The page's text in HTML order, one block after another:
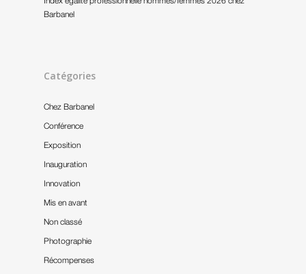
Barbanel
Catégories
Chez Barbanel
Conférence
Exposition
Inauguration
Innovation
Mis en avant
Non classé
Photographie
Récompenses